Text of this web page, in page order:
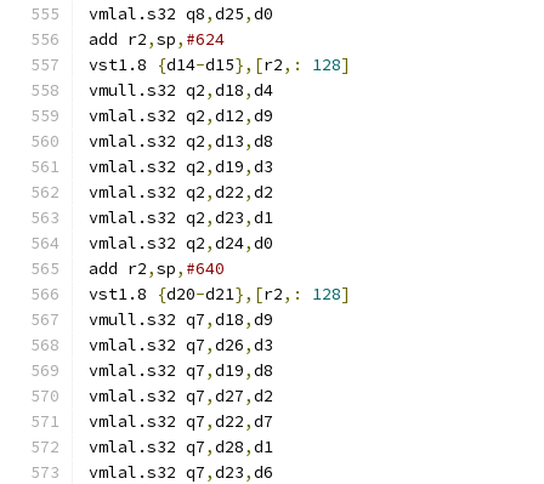
vmlal.s32 q8,d25,d0
add r2,sp, #624
vst1.8
{d14-d15},[r2,: 128]
vmull.s32 q2,d18,d4
vmlal.s32 q2,d12,d9
vmlal.s32 q2,d13,d8
vmlal.s32 q2,d19,d3
vmlal.s32 q2,d22,d2
vmlal.s32 q2,d23,d1
vmlal.s32 q2,d24,d0
add r2,sp, #640
vst1.8
{d20-d21},[r2,: 128]
vmull.s32 q7,d18,d9
vmlal.s32 q7,d26,d3
vmlal.s32 q7,d19,d8
vmlal.s32 q7,d27,d2
vmlal.s32 q7,d22,d7
vmlal.s32 q7,d28,d1
vmlal.s32 q7,d23,d6